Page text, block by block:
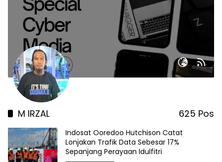
M IRZAL 625 Pos
Indosat Ooredoo Hutchison Catat
Lonjakan Trafik Data Sebesar 17%
Sepanjang Perayaan Idulfitri